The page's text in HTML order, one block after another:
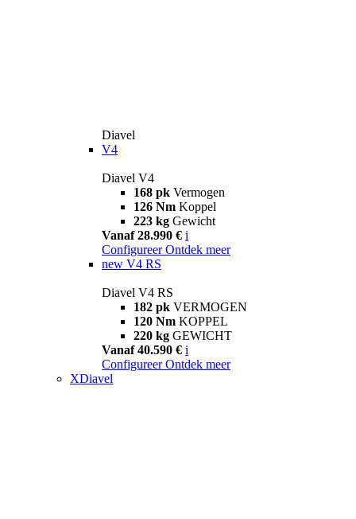
Diavel
V4
Diavel V4
168 pk Vermogen
126 Nm Koppel
223 kg Gewicht
Vanaf 28.990 € i
Configureer Ontdek meer
new V4 RS
Diavel V4 RS
182 pk VERMOGEN
120 Nm KOPPEL
220 kg GEWICHT
Vanaf 40.590 € i
Configureer Ontdek meer
XDiavel